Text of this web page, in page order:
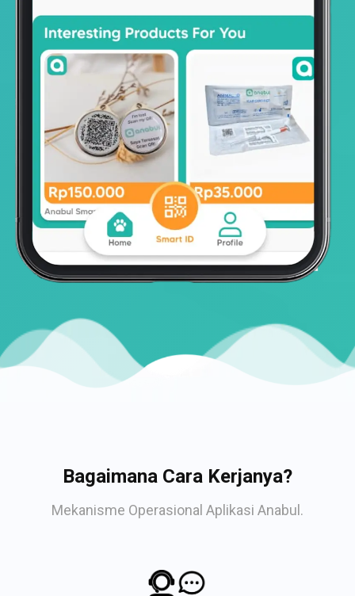
Bagaimana Cara Kerjanya?
Mekanisme Operasional Aplikasi Anabul.